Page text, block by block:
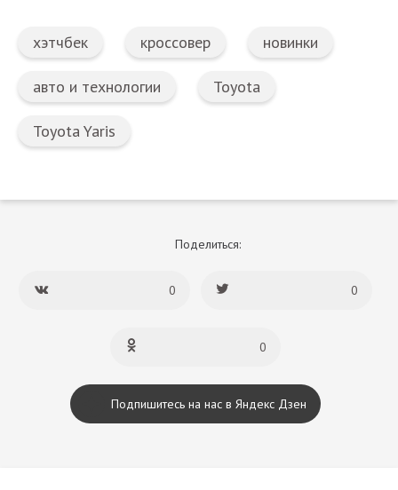
хэтчбек кроссовер новинки
авто и технологии Toyota
Toyota Yaris
Поделиться:
0 0
0
Подпишитесь на нас в Яндекс Дзен